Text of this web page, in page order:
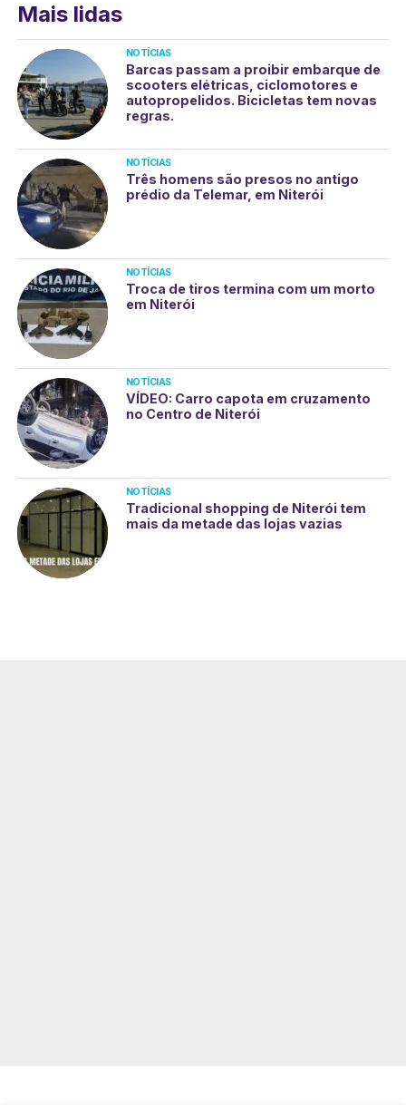
Mais lidas
NOTÍCIAS
Barcas passam a proibir embarque de
scooters elétricas, ciclomotores e
autopropelidos. Bicicletas tem novas
regras.
NOTÍCIAS
Três homens são presos no antigo
prédio da Telemar, em Niterói
NOTÍCIAS
Troca de tiros termina com um morto
em Niterói
NOTÍCIAS
VÍDEO: Carro capota em cruzamento
no Centro de Niterói
NOTÍCIAS
Tradicional shopping de Niterói tem
mais da metade das lojas vazias